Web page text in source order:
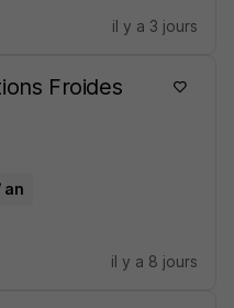
il y a 3 jours
Froides
an
il y a 8 jours